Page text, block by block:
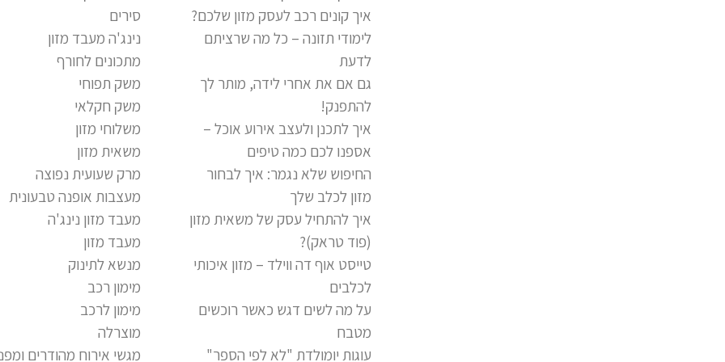
איך קונים רכב לעסק מזון שלכם?
לימודי תזונה – כל מה שרציתם
לדעת
גם אם את אחרי לידה, מותר לך
להתפנק!
איך לתכנן ולעצב אירוע אוכל –
אספנו לכם כמה טיפים
החיפוש שלא נגמר: איך לבחור
מזון לכלב שלך
איך להתחיל עסק של משאית מזון
(פוד טראק)?
טייסט אוף דה ווילד – מזון איכותי
לכלבים
על מה לשים דגש כאשר רוכשים
מטבח
עוגות יומולדת "לא לפי הספר"
סירים
נינג'ה מעבד מזון
מתכונים לחורף
משק תפוחי
משק חקלאי
משלוחי מזון
משאית מזון
מרק שעועית נפוצה
מעצבות אופנה טבעונית
מעבד מזון נינג'ה
מעבד מזון
מנשא לתינוק
מימון רכב
מימון לרכב
מוצרלה
מגשי אירוח מהודרים